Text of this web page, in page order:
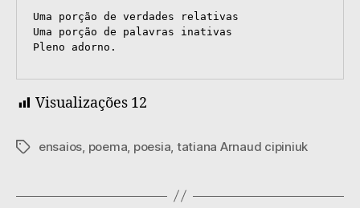
Uma porção de verdades relativas
Uma porção de palavras inativas
Visualizações 12
Tagsensaios, poema, poesia, tatiana Arnaud cipiniuk